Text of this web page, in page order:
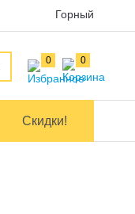
Горный
0 0
Скидки!